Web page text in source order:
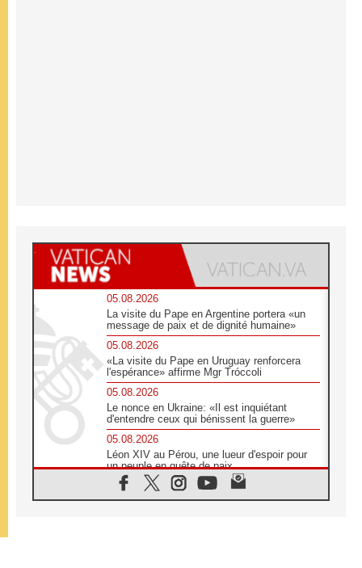
05.08.2026
La visite du Pape en Argentine portera «un
message de paix et de dignité humaine»
05.08.2026
«La visite du Pape en Uruguay renforcera
l'espérance» affirme Mgr Tróccoli
05.08.2026
Le nonce en Ukraine: «Il est inquiétant
d'entendre ceux qui bénissent la guerre»
05.08.2026
Léon XIV au Pérou, une lueur d'espoir pour
un peuple en quête de paix
05.08.2026
SCEAM: L'Église en Afrique vers